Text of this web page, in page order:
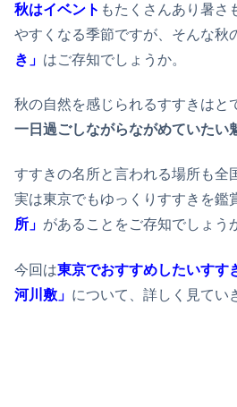
秋はイベント もたくさんあり暑さ
やすくなる季節ですが、そんな秋
き」 はご存知でしょうか。
秋の自然を感じられるすすきはと
一日過ごしながらながめていたい
すすきの名所と言われる場所も全
実は東京でもゆっくりすすきを鑑
所」 があることをご存知でしょう
今回は東京でおすすめしたいすす
河川敷」 について、詳しく見てい